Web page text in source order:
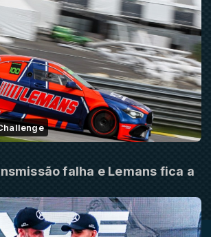
falha e Lemans fica a